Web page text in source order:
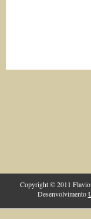
Copyright © 2011 Flavio
Desenvolvimento